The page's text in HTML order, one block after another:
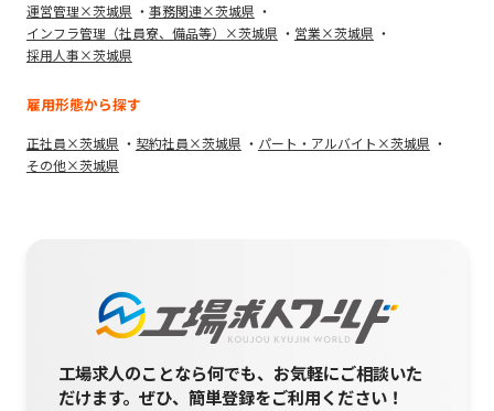
運営管理×茨城県
事務関連×茨城県
インフラ管理（社員寮、備品等）×茨城県
営業×茨城県
採用人事×茨城県
雇用形態から探す
正社員×茨城県 契約社員×茨城県
パート・アルバイト×茨城県
その他×茨城県
工場求人のことなら何でも、お気軽にご相談いた
だけます。ぜひ、簡単登録をご利用ください！